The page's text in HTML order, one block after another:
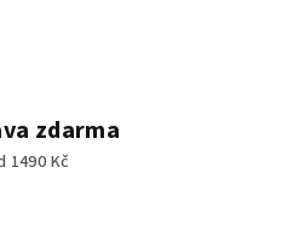
zdarma
1490 Kč